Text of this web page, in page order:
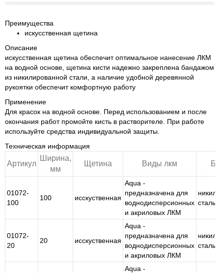
Преимущества
искусственная щетина
Описание
искусственная щетина обеспечит оптимальное нанесение ЛКМ
на водной основе, щетина кисти надежно закреплена бандажом
из никилированной стали, а наличие удобной деревянной
рукоятки обеспечит комфортную работу
Применение
Для красок на водной основе. Перед использованием и после
окончания работ промойте кисть в растворителе. При работе
используйте средства индивидуальной защиты.
Техническая информация
Артикул
Ширина,
мм
Щетина Виды лкм
01072-
100
100 исскуственная
Aqua -
предназначена для
воднодисперсионных
и акриловых ЛКМ
сталь
01072-
20
20 исскуственная
Aqua -
предназначена для
воднодисперсионных
и акриловых ЛКМ
сталь
Aqua -